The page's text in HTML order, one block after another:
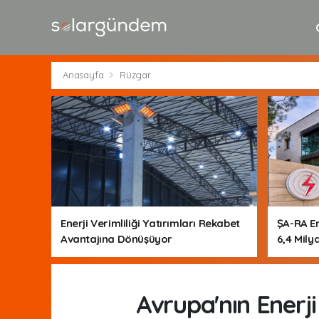
Anasayfa Rüzgar
Enerji Verimliliği Yatırımları Rekabet
Avantajına Dönüşüyor
ŞA-RA
6,4
Avrupa'nın